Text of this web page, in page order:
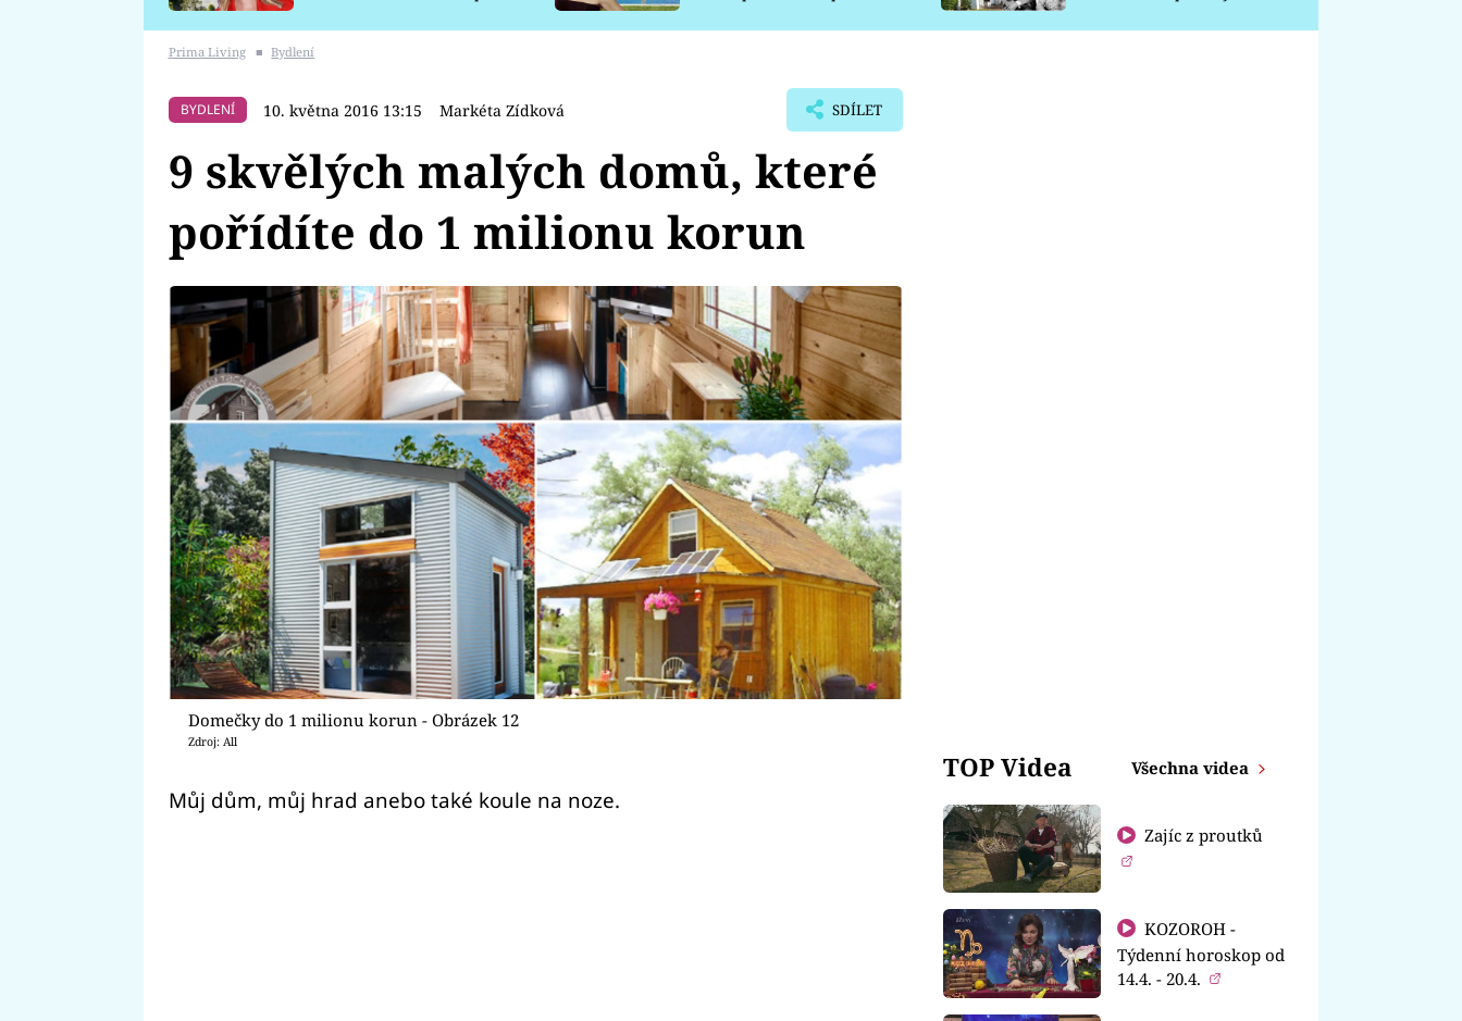
Prima Living ■ Bydlení
BYDLENÍ 10. května 2016 13:15 Markéta Zídková SDÍLET
9 skvělých malých domů, které
pořídíte do 1 milionu korun
Domečky do 1 milionu korun - Obrázek 12
Zdroj: All
Můj dům, můj hrad anebo také koule na noze.
TOP Videa Všechna videa
Zajíc z proutků
KOZOROH -
Týdenní horoskop od
14.4. - 20.4.